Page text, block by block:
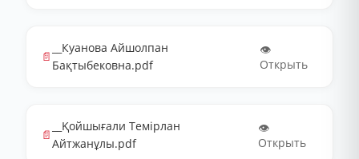
📄
__Куанова Айшолпан
Бақтыбековна.pdf
👁️
Открыть
📄
__Қойшығали Темірлан
Айтжанұлы.pdf
👁️
Открыть